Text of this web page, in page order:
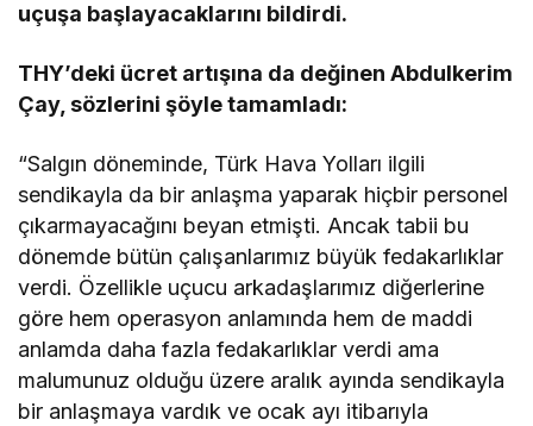
uçuşa başlayacaklarını bildirdi.
THY’deki ücret artışına da değinen Abdulkerim
Çay, sözlerini şöyle tamamladı:
“Salgın döneminde, Türk Hava Yolları ilgili
sendikayla da bir anlaşma yaparak hiçbir personel
çıkarmayacağını beyan etmişti. Ancak tabii bu
dönemde bütün çalışanlarımız büyük fedakarlıklar
verdi. Özellikle uçucu arkadaşlarımız diğerlerine
göre hem operasyon anlamında hem de maddi
anlamda daha fazla fedakarlıklar verdi ama
malumunuz olduğu üzere aralık ayında sendikayla
bir anlaşmaya vardık ve ocak ayı itibarıyla